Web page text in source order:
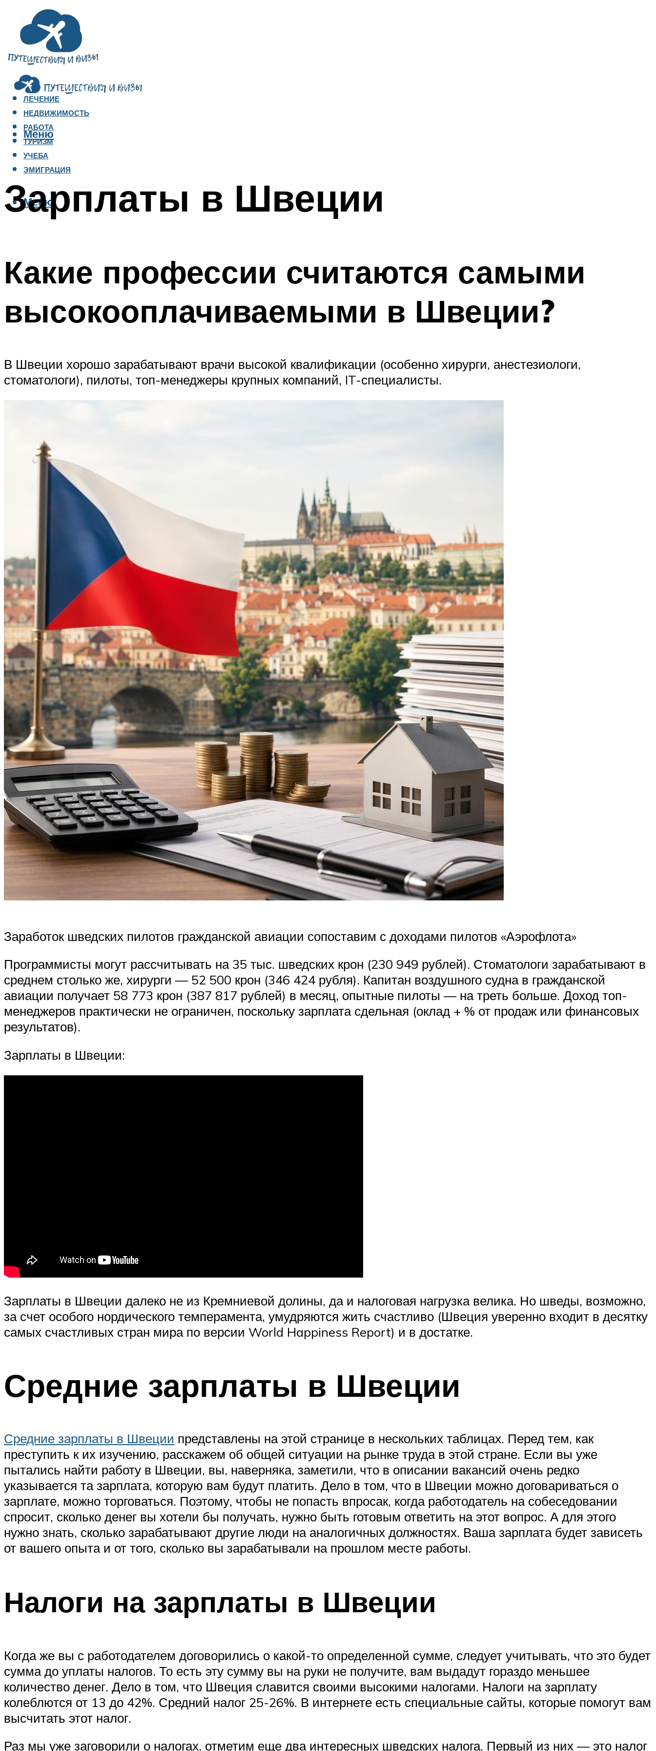
ЛЕЧЕНИЕ
НЕДВИЖИМОСТЬ
РАБОТА
ТУРИЗМ
УЧЕБА
ЭМИГРАЦИЯ
Меню
Меню
Зарплаты в Швеции
Какие профессии считаются самыми
высокооплачиваемыми в Швеции?
В Швеции хорошо зарабатывают врачи высокой квалификации (особенно хирурги, анестезиологи,
стоматологи), пилоты, топ-менеджеры крупных компаний, IT-специалисты.
Заработок шведских пилотов гражданской авиации сопоставим с доходами пилотов «Аэрофлота»
Программисты могут рассчитывать на 35 тыс. шведских крон (230 949 рублей). Стоматологи зарабатывают в
среднем столько же, хирурги — 52 500 крон (346 424 рубля). Капитан воздушного судна в гражданской
авиации получает 58 773 крон (387 817 рублей) в месяц, опытные пилоты — на треть больше. Доход топ-
менеджеров практически не ограничен, поскольку зарплата сдельная (оклад + % от продаж или финансовых
результатов).
Зарплаты в Швеции:
Зарплаты в Швеции далеко не из Кремниевой долины, да и налоговая нагрузка велика. Но шведы, возможно,
за счет особого нордического темперамента, умудряются жить счастливо (Швеция уверенно входит в десятку
самых счастливых стран мира по версии World Happiness Report) и в достатке.
Средние зарплаты в Швеции
Средние зарплаты в Швеции представлены на этой странице в нескольких таблицах. Перед тем, как
преступить к их изучению, расскажем об общей ситуации на рынке труда в этой стране. Если вы уже
пытались найти работу в Швеции, вы, наверняка, заметили, что в описании вакансий очень редко
указывается та зарплата, которую вам будут платить. Дело в том, что в Швеции можно договариваться о
зарплате, можно торговаться. Поэтому, чтобы не попасть впросак, когда работодатель на собеседовании
спросит, сколько денег вы хотели бы получать, нужно быть готовым ответить на этот вопрос. А для этого
нужно знать, сколько зарабатывают другие люди на аналогичных должностях. Ваша зарплата будет зависеть
от вашего опыта и от того, сколько вы зарабатывали на прошлом месте работы.
Налоги на зарплаты в Швеции
Когда же вы с работодателем договорились о какой-то определенной сумме, следует учитывать, что это будет
сумма до уплаты налогов. То есть эту сумму вы на руки не получите, вам выдадут гораздо меньшее
количество денег. Дело в том, что Швеция славится своими высокими налогами. Налоги на зарплату
колеблются от 13 до 42%. Средний налог 25-26%. В интернете есть специальные сайты, которые помогут вам
высчитать этот налог.
Раз мы уже заговорили о налогах, отметим еще два интересных шведских налога. Первый из них — это налог